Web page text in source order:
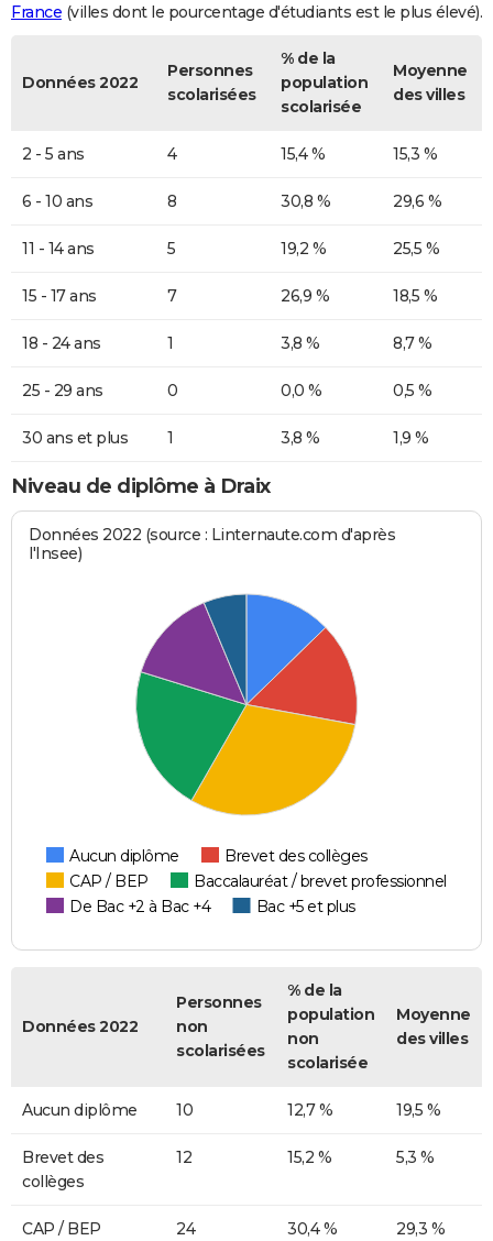
France (villes dont le pourcentage d'étudiants est le plus élevé).
Données 2022
Personnes
scolarisées
% de la
population
scolarisée
Moyenne
des villes
2 - 5 ans 4 15,4 % 15,3 %
6 - 10 ans 8 30,8 % 29,6 %
11 - 14 ans 5 19,2 % 25,5 %
15 - 17 ans 7 26,9 % 18,5 %
18 - 24 ans 1 3,8 % 8,7 %
25 - 29 ans 0 0,0 % 0,5 %
30 ans et plus 1 3,8 % 1,9 %
Niveau de diplôme à Draix
Données 2022 (source : Linternaute.com d'après
l'Insee)
Aucun diplôme
Brevet des collèges
CAP / BEP
Baccalauréat / brevet professionnel
De Bac +2 à Bac +4
Bac +5 et plus
Données 2022
Personnes
non
scolarisées
% de la
population
non
scolarisée
Moyenne
des villes
Aucun diplôme 10 12,7 % 19,5 %
Brevet des
collèges
12 15,2 % 5,3 %
CAP / BEP 24 30,4 % 29,3 %